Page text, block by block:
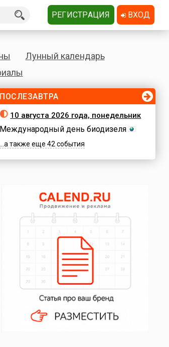
Лунный календарь
ПОСЛЕЗАВТРА
10 августа 2026 года, понедельник
Международный день биодизеля
...а также еще 42 события
РЕГИСТРАЦИЯ ВХОД